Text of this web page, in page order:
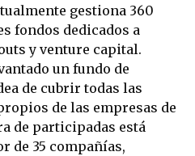
gestiona 360
fondos dedicados a
y venture capital.
un fundo de
de cubrir todas las
de las empresas de
de participadas está
de 35 compañías,